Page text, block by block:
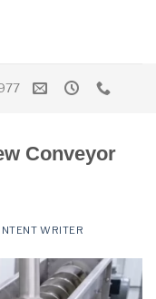
Conveyor
WRITER